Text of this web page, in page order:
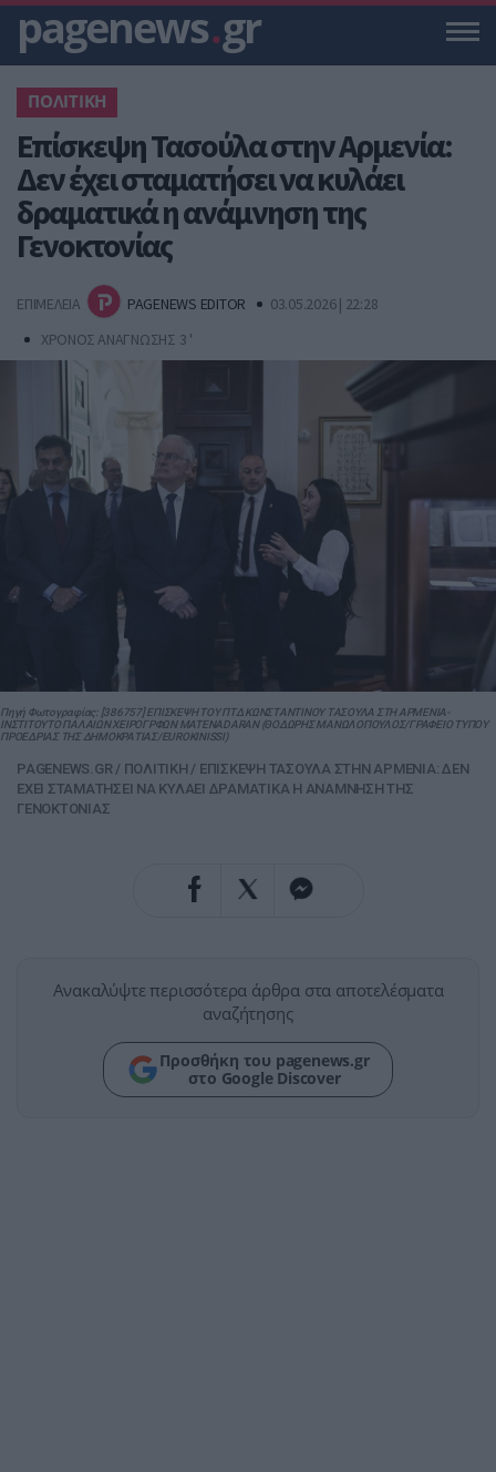
pagenews.gr
ΠΟΛΙΤΙΚΗ
Επίσκεψη Τασούλα στην Αρμενία:
Δεν έχει σταματήσει να κυλάει
δραματικά η ανάμνηση της
Γενοκτονίας
ΕΠΙΜΕΛΕΙΑ PAGENEWS EDITOR
03.05.2026 | 22:28
ΧΡΟΝΟΣ ΑΝΑΓΝΩΣΗΣ 3 '
Πηγή Φωτογραφίας: [386757] ΕΠΙΣΚΕΨΗ ΤΟΥ ΠΤΔ ΚΩΝΣΤΑΝΤΙΝΟΥ ΤΑΣΟΥΛΑ ΣΤΗ ΑΡΜΕΝΙΑ-
ΙΝΣΤΙΤΟΥΤΟ ΠΑΛΑΙΩΝ ΧΕΙΡΟΓΡΦΩΝ MATENADARAN (ΘΟΔΩΡΗΣ ΜΑΝΩΛΟΠΟΥΛΟΣ/ΓΡΑΦΕΙΟ ΤΥΠΟΥ
ΠΡΟΕΔΡΙΑΣ ΤΗΣ ΔΗΜΟΚΡΑΤΙΑΣ/EUROKINISSI)
PAGENEWS.GR / ΠΟΛΙΤΙΚΗ / ΕΠΙΣΚΕΨΗ ΤΑΣΟΥΛΑ ΣΤΗΝ ΑΡΜΕΝΙΑ: ΔΕΝ
ΕΧΕΙ ΣΤΑΜΑΤΗΣΕΙ ΝΑ ΚΥΛΑΕΙ ΔΡΑΜΑΤΙΚΑ Η ΑΝΑΜΝΗΣΗ ΤΗΣ
ΓΕΝΟΚΤΟΝΙΑΣ
Ανακαλύψτε περισσότερα άρθρα στα αποτελέσματα
αναζήτησης
Προσθήκη του pagenews.gr
στο Google Discover